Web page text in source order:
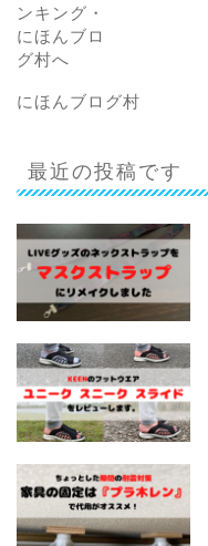
にほんブログ村
最近の投稿です